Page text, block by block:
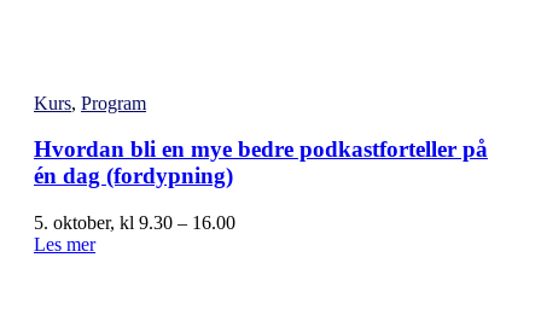
Kurs, Program
Hvordan bli en mye bedre podkastforteller på
én dag (fordypning)
5. oktober, kl 9.30 – 16.00
Les mer